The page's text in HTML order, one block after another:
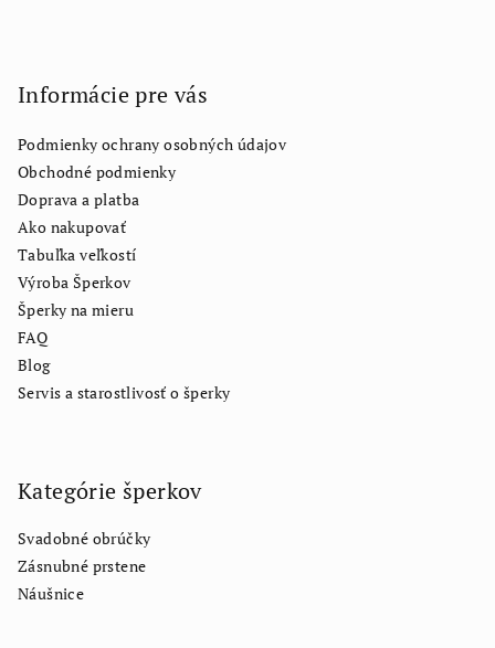
Informácie pre vás
Podmienky ochrany osobných údajov
Obchodné podmienky
Doprava a platba
Ako nakupovať
Tabuľka veľkostí
Výroba Šperkov
Šperky na mieru
FAQ
Blog
Servis a starostlivosť o šperky
Kategórie šperkov
Svadobné obrúčky
Zásnubné prstene
Náušnice